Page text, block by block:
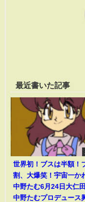
最近書いた記事
世界初！ブスは半額！
割、大爆笑！宇宙一か
中野たむ6月24日大仁
中野たむプロデュース